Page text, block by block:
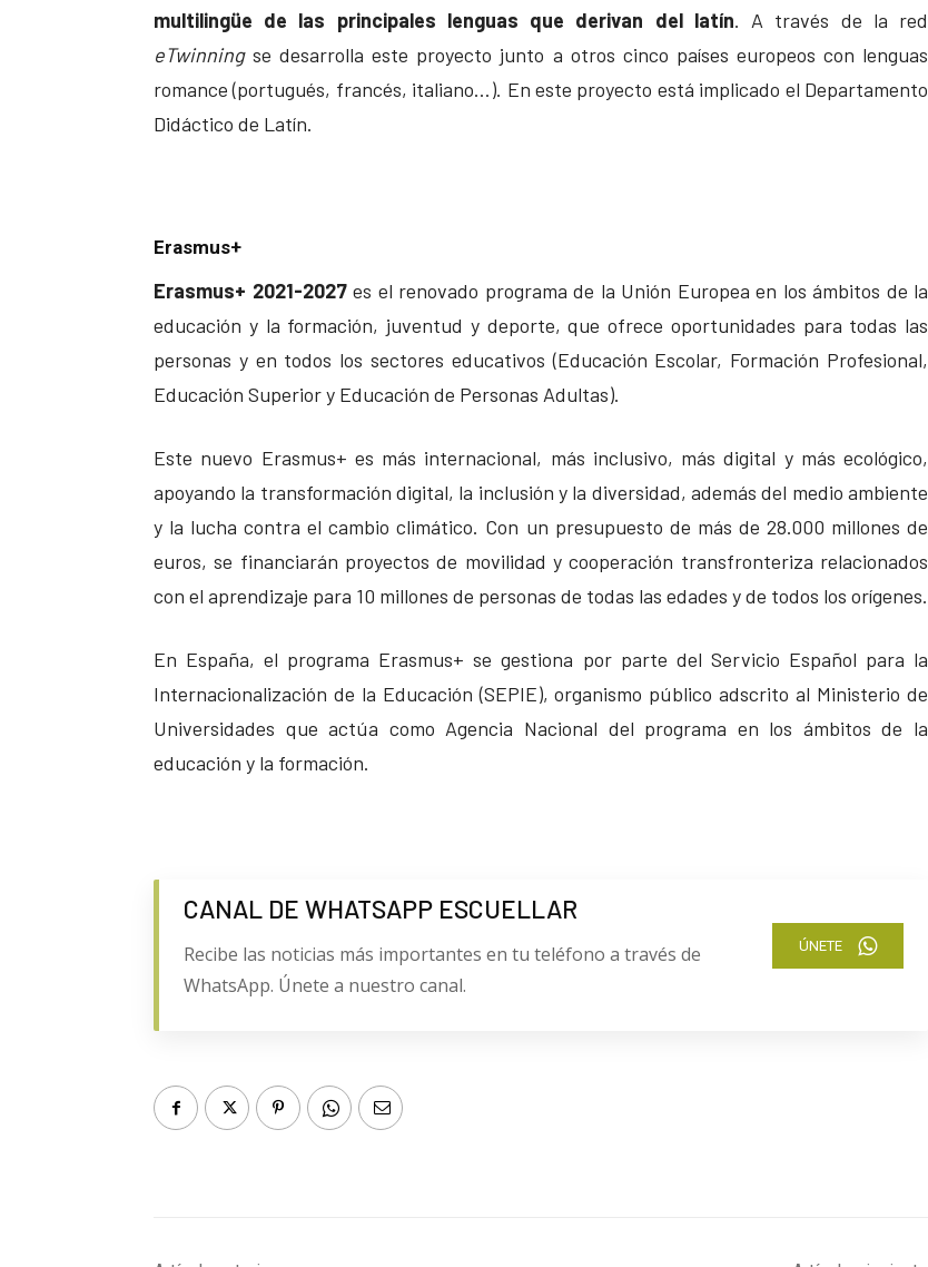
multilingüe de las principales lenguas que derivan del latín. A través de la red
eTwinningse desarrolla este proyecto junto a otros cinco países europeos con lenguas
romance (portugués, francés, italiano…). En este proyecto está implicado el Departamento
Didáctico de Latín.
Erasmus+
Erasmus+ 2021-2027es el renovado programa de la Unión Europea en los ámbitos de la
educación y la formación, juventud y deporte, que ofrece oportunidades para todas las
personas y en todos los sectores educativos (Educación Escolar, Formación Profesional,
Educación Superior y Educación de Personas Adultas).
Este nuevo Erasmus+ es más internacional, más inclusivo, más digital y más ecológico,
apoyando la transformación digital, la inclusión y la diversidad, además del medio ambiente
y la lucha contra el cambio climático. Con un presupuesto de más de 28.000 millones de
euros, se financiarán proyectos de movilidad y cooperación transfronteriza relacionados
con el aprendizaje para 10 millones de personas de todas las edades y de todos los orígenes.
En España, el programa Erasmus+ se gestiona por parte del Servicio Español para la
Internacionalización de la Educación (SEPIE), organismo público adscrito al Ministerio de
Universidades que actúa como Agencia Nacional del programa en los ámbitos de la
educación y la formación.
CANAL DE WHATSAPP ESCUELLAR
Recibe las noticias más importantes en tu teléfono a través de
WhatsApp. Únete a nuestro canal.
ÚNETE